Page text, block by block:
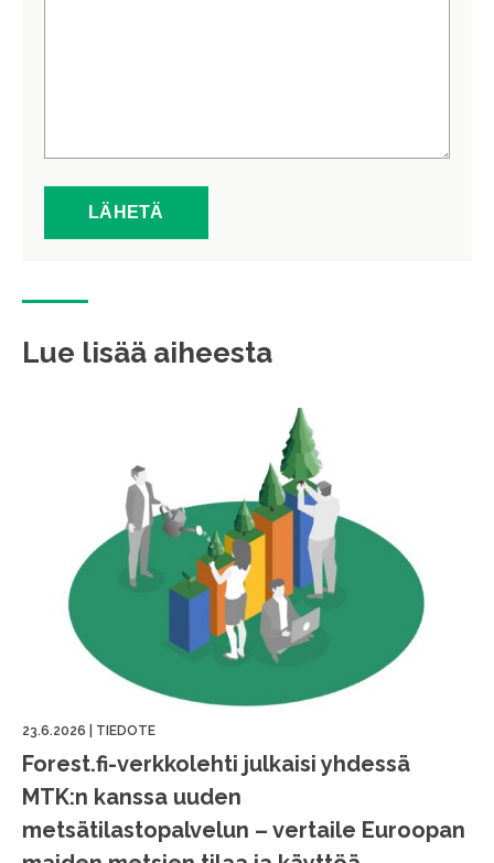
Lue lisää aiheesta
23.6.2026 TIEDOTE
Forest.fi-verkkolehti julkaisi yhdessä
MTK:n kanssa uuden
metsätilastopalvelun – vertaile Euroopan